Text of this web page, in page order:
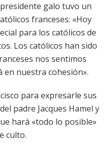
galo tuvo un
franceses: «Hoy
para los católicos de
Los católicos han sido
nos sentimos
en nuestra cohesión».
para expresarle sus
padre Jacques Hamel y
hará «todo lo posible»
culto.